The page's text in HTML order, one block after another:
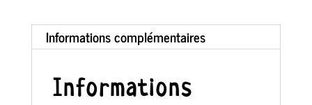
Coquetier
Informations complémentaires
Informations